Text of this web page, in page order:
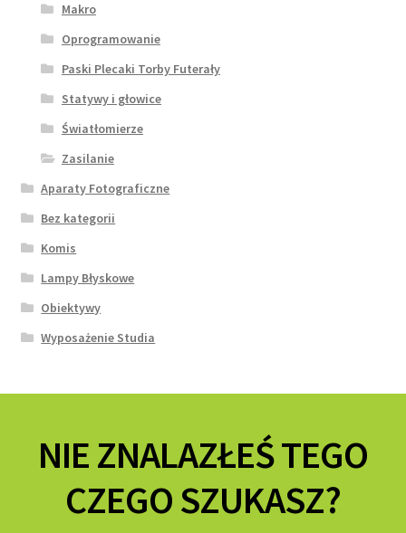
Makro
Oprogramowanie
Paski Plecaki Torby Futerały
Statywy i głowice
Światłomierze
Zasilanie
Aparaty Fotograficzne
Bez kategorii
Komis
Lampy Błyskowe
Obiektywy
Wyposażenie Studia
NIE ZNALAZŁEŚ TEGO
CZEGO SZUKASZ?